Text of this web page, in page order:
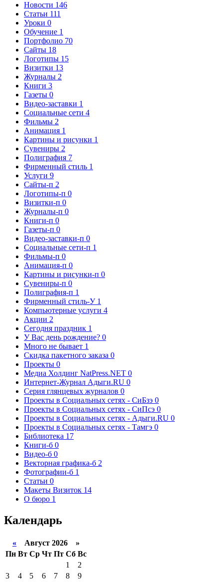
Новости 146
Статьи 111
Уроки 0
Обучение 1
Портфолио 70
Сайты 18
Логотипы 15
Визитки 13
Журналы 2
Книги 3
Газеты 0
Видео-заставки 1
Социальные сети 4
Фильмы 2
Анимация 1
Картины и рисунки 1
Сувениры 2
Полиграфия 7
Фирменный стиль 1
Услуги 9
Сайты-п 2
Логотипы-п 0
Визитки-п 0
Журналы-п 0
Книги-п 0
Газеты-п 0
Видео-заставки-п 0
Социальные сети-п 1
Фильмы-п 0
Анимация-п 0
Картины и рисунки-п 0
Сувениры-п 0
Полиграфия-п 1
Фирменный стиль-У 1
Компьютерные услуги 4
Акции 2
Сегодня праздник 1
У Вас день рождение? 0
Много не бывает 1
Скидка пакетного заказа 0
Проекты 0
Медиа Холдинг NatPress.NET 0
Интернет-Журнал Адыги.RU 0
Серия глянцевых журналов 0
Проекты в Социальных сетях - СиБзэ 0
Проекты в Социальных сетях - СиПсэ 0
Проекты в Социальных сетях - Адыги.RU 0
Проекты в Социальных сетях - Тамгэ 0
Библиотека 17
Книги-б 0
Видео-б 0
Векторная графика-б 2
Фотографии-б 1
Статьи 0
Макеты Визиток 14
О бюро 1
Календарь
« Август 2026 »
Пн Вт Ср Чт Пт Сб Вс
1
2
3
4 5 6 7 8
9